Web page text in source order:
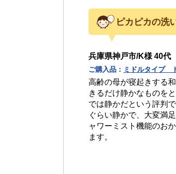
ピカピカの洗
兵庫県神戸市/K様 40
ご購入品： ミドルタイプ
高齢の母が寝起きする
きるだけ静かなものを
では静かだという評判
ぐらい静かで、大変満
ャワーミスト機能のお
ます。